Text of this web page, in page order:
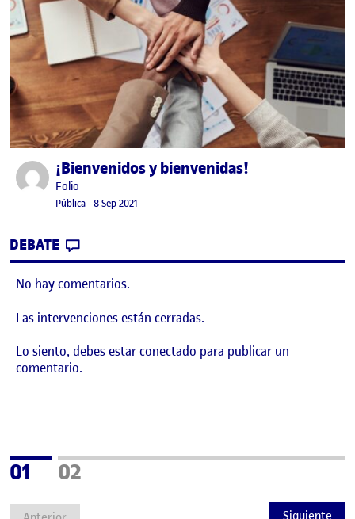
Publicado por¡Bienvenidos y bienvenidas!
Publicado por
Folio
Visibilidad:
Pública-Fecha de publicación
8 Sep 2021
DEBATE
No hay comentarios.
Las intervenciones están cerradas.
Lo siento, debes estarconectado para publicar un
comentario.
Página
01 Página
02
Siguiente